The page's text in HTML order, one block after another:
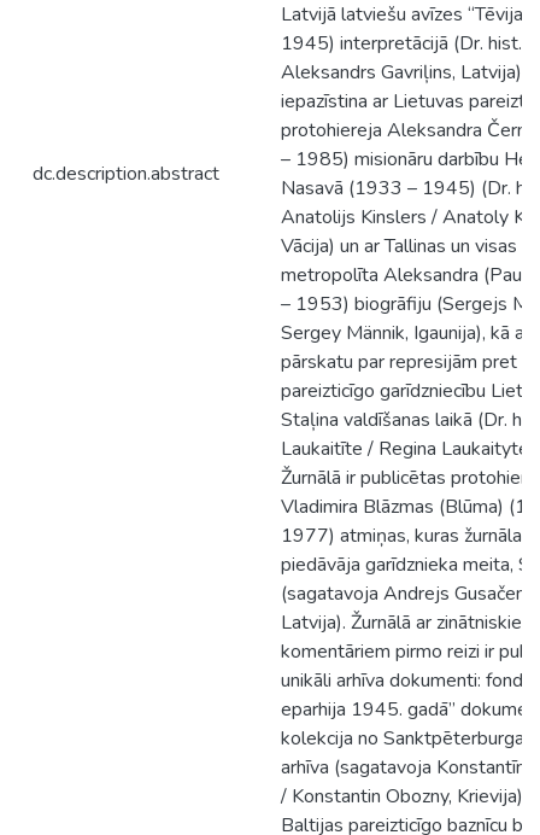
dc.description.abstract
Latvijā latviešu avīzes
1945) interpretācijā (Dr. hist.
Aleksandrs Gavriļins, Latvija),
iepazīstina ar Lietuvas
protohiereja Aleksandra
– 1985) misionāru darbību
Nasavā (1933 – 1945) (Dr.
Anatolijs Kinslers / Anatoly
Vācija) un ar Tallinas un visas
metropolīta Aleksandra
– 1953) biogrāfiju (Sergejs
Sergey Männik, Igaunija), kā
pārskatu par represijām pret
pareizticīgo garīdzniecību
Staļina valdīšanas laikā (Dr.
Laukaitīte / Regina Laukaityte,
Žurnālā ir publicētas
Vladimira Blāzmas (Blūma)
1977) atmiņas, kuras
piedāvāja garīdznieka meita,
(sagatavoja Andrejs
Latvija). Žurnālā ar zinātniskiem
komentāriem pirmo reizi ir
unikāli arhīva dokumenti: fonda
eparhija 1945. gadā”
kolekcija no Sanktpēterburgas
arhīva (sagatavoja
/ Konstantin Obozny, Krievija)
Baltijas pareizticīgo baznīcu